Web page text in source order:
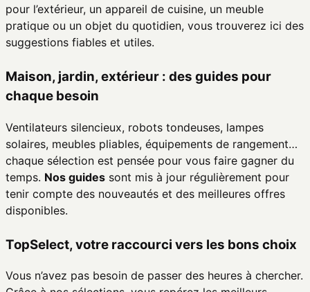
pour l’extérieur, un appareil de cuisine, un meuble
pratique ou un objet du quotidien, vous trouverez ici des
suggestions fiables et utiles.
Maison, jardin, extérieur : des guides pour
chaque besoin
Ventilateurs silencieux, robots tondeuses, lampes
solaires, meubles pliables, équipements de rangement…
chaque sélection est pensée pour vous faire gagner du
temps. Nos guides sont mis à jour régulièrement pour
tenir compte des nouveautés et des meilleures offres
disponibles.
TopSelect, votre raccourci vers les bons choix
Vous n’avez pas besoin de passer des heures à chercher.